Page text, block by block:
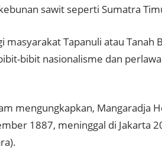
sawit seperti Sumatra
masyarakat Tapanuli atau Tanah
bibit nasionalisme dan
mengungkapkan, Mangaradja
1887, meninggal di Jakarta